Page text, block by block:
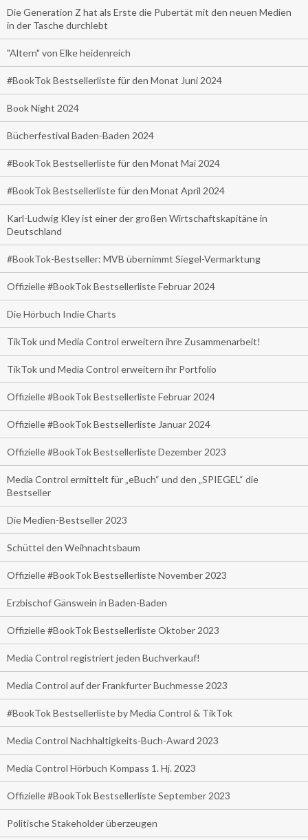
Die Generation Z hat als Erste die Pubertät mit den neuen Medien
in der Tasche durchlebt
"Altern" von Elke heidenreich
#BookTok Bestsellerliste für den Monat Juni 2024
Book Night 2024
Bücherfestival Baden-Baden 2024
#BookTok Bestsellerliste für den Monat Mai 2024
#BookTok Bestsellerliste für den Monat April 2024
Karl-Ludwig Kley ist einer der großen Wirtschaftskapitäne in
Deutschland
#BookTok-Bestseller: MVB übernimmt Siegel-Vermarktung
Offizielle #BookTok Bestsellerliste Februar 2024
Die Hörbuch Indie Charts
TikTok und Media Control erweitern ihre Zusammenarbeit!
TikTok und Media Control erweitern ihr Portfolio
Offizielle #BookTok Bestsellerliste Februar 2024
Offizielle #BookTok Bestsellerliste Januar 2024
Offizielle #BookTok Bestsellerliste Dezember 2023
Media Control ermittelt für „eBuch“ und den „SPIEGEL“ die
Bestseller
Die Medien-Bestseller 2023
Schüttel den Weihnachtsbaum
Offizielle #BookTok Bestsellerliste November 2023
Erzbischof Gänswein in Baden-Baden
Offizielle #BookTok Bestsellerliste Oktober 2023
Media Control registriert jeden Buchverkauf!
Media Control auf der Frankfurter Buchmesse 2023
#BookTok Bestsellerliste by Media Control & TikTok
Media Control Nachhaltigkeits-Buch-Award 2023
Media Control Hörbuch Kompass 1. Hj. 2023
Offizielle #BookTok Bestsellerliste September 2023
Politische Stakeholder überzeugen